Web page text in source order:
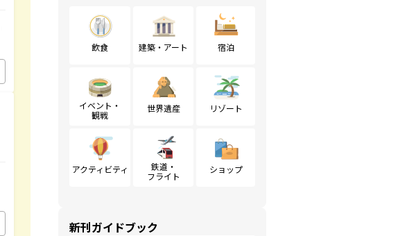
飲食 建築・アート 宿泊
イベント・
観戦
世界遺産 リゾート
アクティビティ
鉄道・
フライト
ショップ
新刊ガイドブック